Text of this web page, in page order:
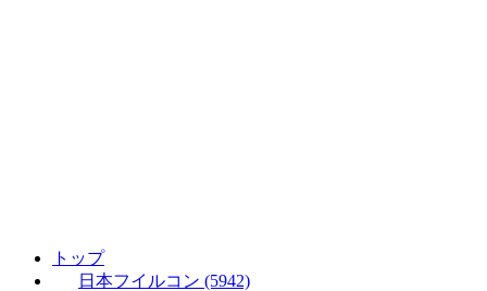
トップ
日本フイルコン (5942)